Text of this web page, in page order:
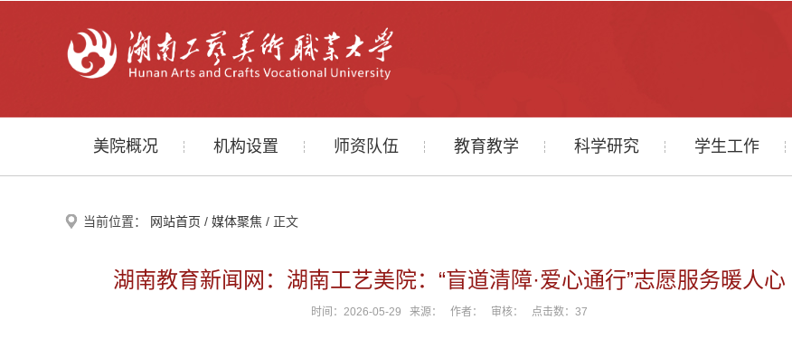
美院概况 机构设置 师资队伍 教育教学 科学研究 学生工作
当前位置： 网站首页 / 媒体聚焦 / 正文
湖南教育新闻网：湖南工艺美院：“盲道清障·爱心通行”志愿服务暖人心
时间：2026-05-29 来源： 作者： 审核： 点击数： 37